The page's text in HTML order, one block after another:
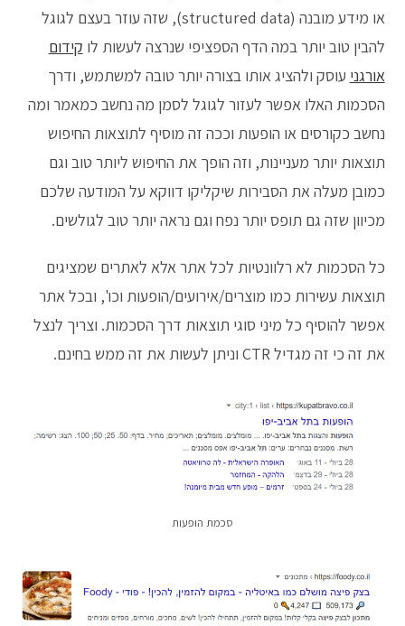
או מידע מובנה (structured data), שזה עוזר בעצם לגוגל
להבין טוב יותר במה הדף הספציפי שנרצה לעשות לו קידום
אורגני עוסק ולהציג אותו בצורה יותר טובה למשתמש, ודרך
הסכמות האלו אפשר לעזור לגוגל לסמן מה נחשב כמאמר ומה
נחשב כקורסים או הופעות וככה זה מוסיף לתוצאות החיפוש
תוצאות יותר מעניינות, וזה הופך את החיפוש ליותר טוב וגם
כמובן מעלה את הסבירות שיקליקו דווקא על המודעה שלכם
מכיוון שזה גם תופס יותר נפח וגם נראה יותר טוב לגולשים.
כל הסכמות לא רלוונטיות לכל אתר אלא לאתרים שמציגים
תוצאות עשירות כמו מוצרים/אירועים/הופעות וכו', ובכל אתר
אפשר להוסיף כל מיני סוגי תוצאות דרך הסכמות. וצריך לנצל
את זה כי זה מגדיל CTR וניתן לעשות את זה ממש בחינם.
סכמת הופעות